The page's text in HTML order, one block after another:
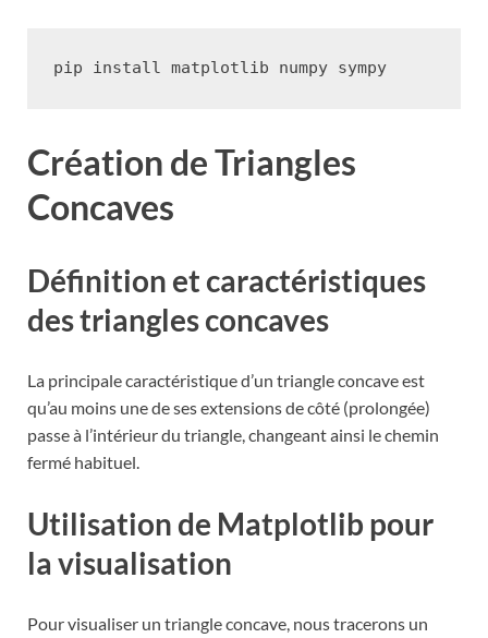
pip install matplotlib numpy
Création de Triangles
Concaves
Définition et caractéristiques
des triangles concaves
La principale caractéristique d’un triangle concave est
qu’au moins une de ses extensions de côté (prolongée)
passe à l’intérieur du triangle, changeant ainsi le chemin
fermé habituel.
Utilisation de Matplotlib pour
la visualisation
Pour visualiser un triangle concave, nous tracerons un